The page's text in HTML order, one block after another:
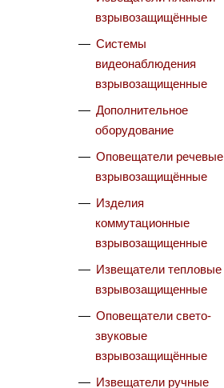
взрывозащищённые
Системы
видеонаблюдения
взрывозащищенные
Дополнительное
оборудование
Оповещатели речевые
взрывозащищённые
Изделия
коммутационные
взрывозащищенные
Извещатели тепловые
взрывозащищенные
Оповещатели свето-
звуковые
взрывозащищённые
Извещатели ручные